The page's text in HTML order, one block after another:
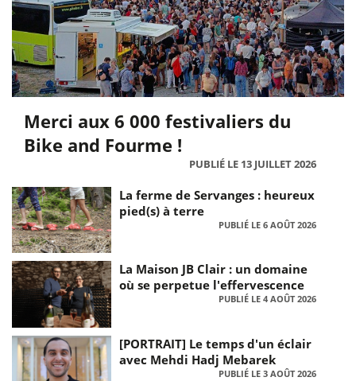
Merci aux 6 000 festivaliers du
Bike and Fourme !
PUBLIÉ LE 13 JUILLET 2026
La ferme de Servanges : heureux
pied(s) à terre
PUBLIÉ LE 6 AOÛT 2026
La Maison JB Clair : un domaine
où se perpetue l'effervescence
PUBLIÉ LE 4 AOÛT 2026
[PORTRAIT] Le temps d'un éclair
avec Mehdi Hadj Mebarek
PUBLIÉ LE 3 AOÛT 2026